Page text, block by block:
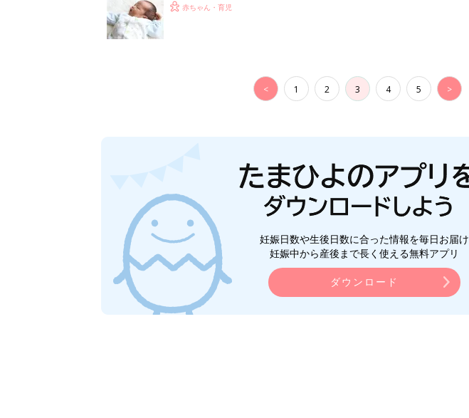
赤ちゃん・育児
< 1 2 3 4 5 >
妊娠日数や生後日数に合った情報を毎日お届け
妊娠中から産後まで長く使える無料アプリ
ダウンロード